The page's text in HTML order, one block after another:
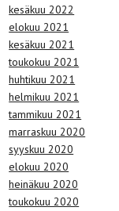
kesäkuu 2022
elokuu 2021
kesäkuu 2021
toukokuu 2021
huhtikuu 2021
helmikuu 2021
tammikuu 2021
marraskuu 2020
syyskuu 2020
elokuu 2020
heinäkuu 2020
toukokuu 2020